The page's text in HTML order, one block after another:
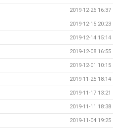
2019-12-26 16:37
2019-12-15 20:23
2019-12-14 15:14
2019-12-08 16:55
2019-12-01 10:15
2019-11-25 18:14
2019-11-17 13:21
2019-11-11 18:38
2019-11-04 19:25